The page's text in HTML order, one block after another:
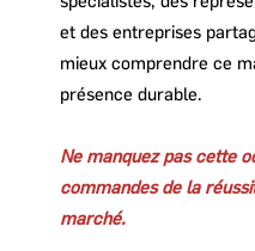
et des entreprises
mieux comprendre ce
présence durable.
Ne manquez pas cette
commandes de la
marché.